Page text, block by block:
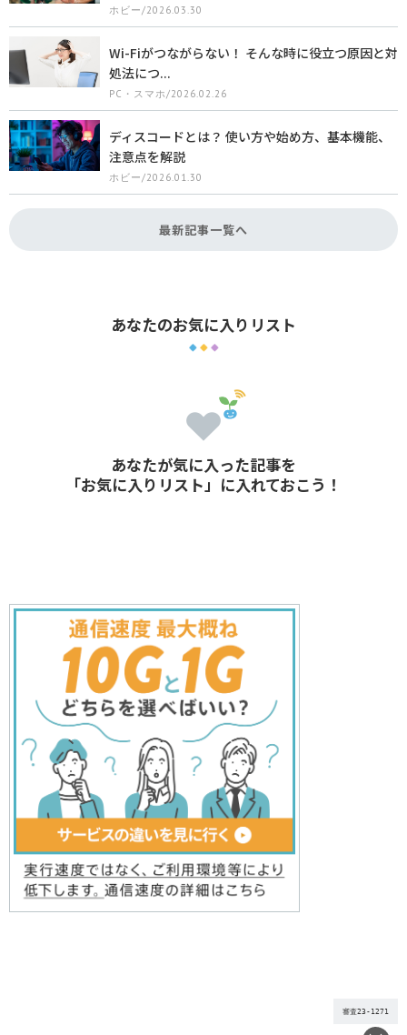
ホビー/2026.03.30
Wi-Fiがつながらない！ そんな時に役立つ原因と対
処法につ...
PC・スマホ/2026.02.26
ディスコードとは？ 使い方や始め方、基本機能、
注意点を解説
ホビー/2026.01.30
最新記事一覧へ
あなたのお気に入りリスト
あなたが気に入った記事を
「お気に入りリスト」に入れておこう！
審査23-1271